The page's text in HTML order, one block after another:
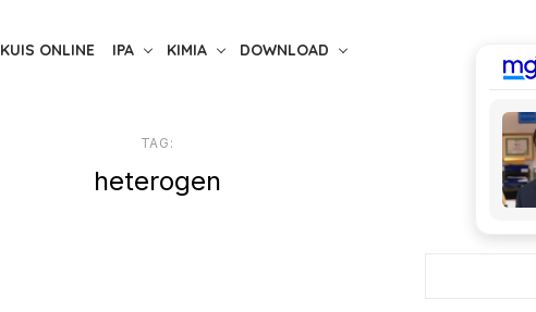
KUIS ONLINE IPA KIMIA DOWNLOAD
TAG:
heterogen